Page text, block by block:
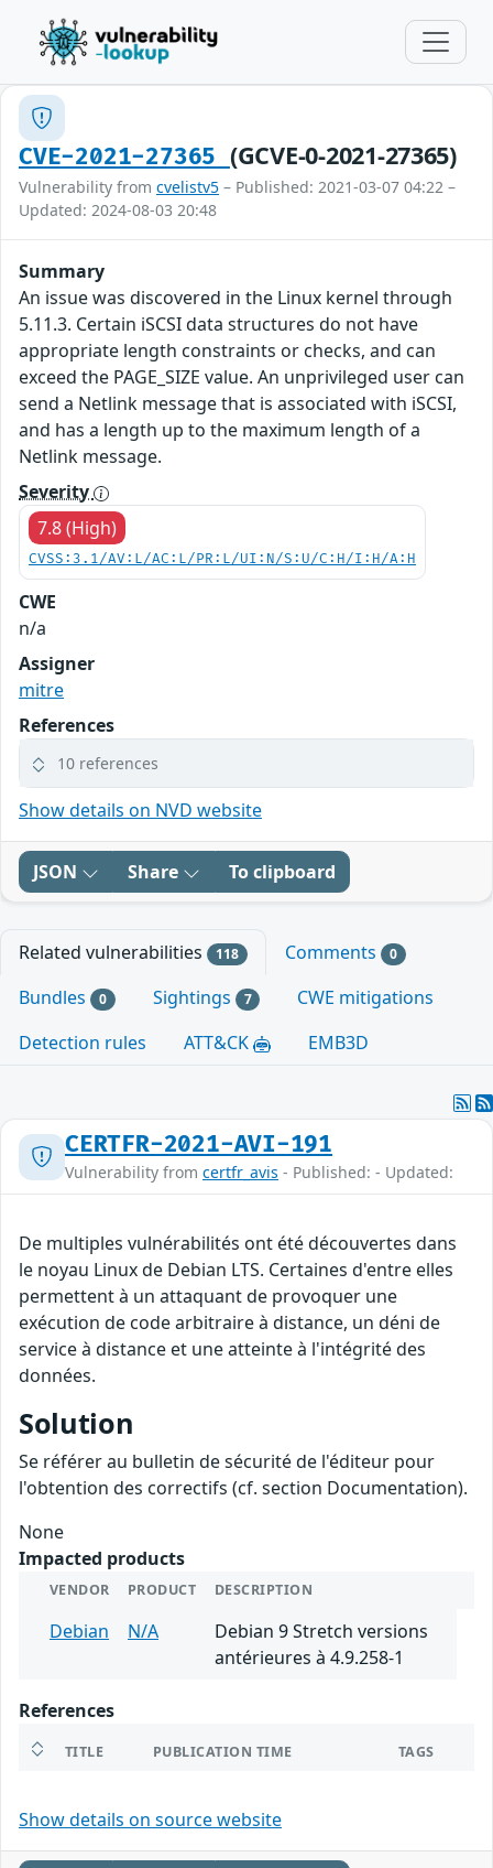
CVE-2021-27365 (GCVE-0-2021-27365)
Vulnerability from cvelistv5 – Published: 2021-03-07 04:22 –
Updated: 2024-08-03 20:48
Summary
An issue was discovered in the Linux kernel through
5.11.3. Certain iSCSI data structures do not have
appropriate length constraints or checks, and can
exceed the PAGE_SIZE value. An unprivileged user can
send a Netlink message that is associated with iSCSI,
and has a length up to the maximum length of a
Netlink message.
Severity
7.8 (High)
CVSS:3.1/AV:L/AC:L/PR:L/UI:N/S:U/C:H/I:H/A:H
CWE
n/a
Assigner
mitre
References
10 references
Show details on NVD website
JSON Share To clipboard
Related vulnerabilities 118 Comments 0
Bundles 0 Sightings 7
CWE mitigations
Detection rules
ATT&CK EMB3D
CERTFR-2021-AVI-191
Vulnerability from certfr_avis - Published: - Updated:
De multiples vulnérabilités ont été découvertes dans
le noyau Linux de Debian LTS. Certaines d'entre elles
permettent à un attaquant de provoquer une
exécution de code arbitraire à distance, un déni de
service à distance et une atteinte à l'intégrité des
données.
Solution
Se référer au bulletin de sécurité de l'éditeur pour
l'obtention des correctifs (cf. section Documentation).
None
Impacted products
VENDOR PRODUCT DESCRIPTION
Debian N/A
Debian 9 Stretch versions
antérieures à 4.9.258-1
References
TITLE PUBLICATION TIME TAGS
Show details on source website